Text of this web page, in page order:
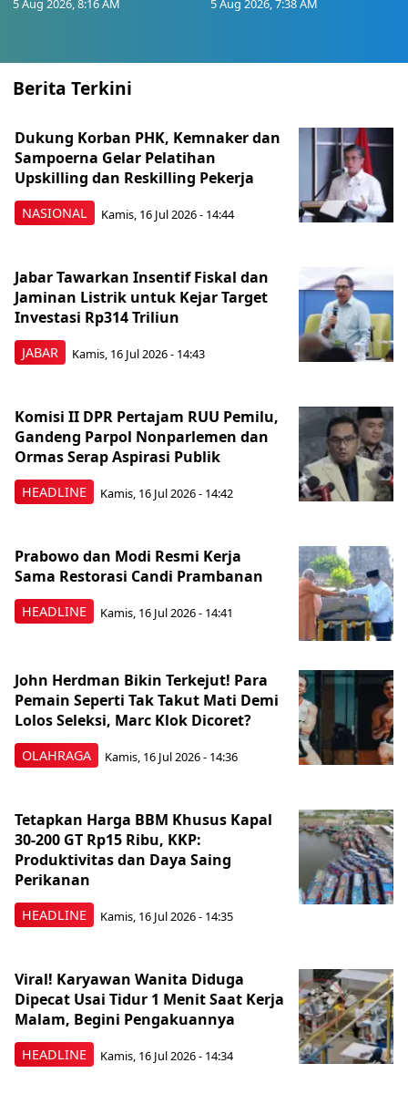
5 Aug 2026, 8:16 AM 5 Aug 2026, 7:38 AM
Berita Terkini
NASIONAL
Dukung Korban PHK, Kemnaker dan
Sampoerna Gelar Pelatihan
Upskilling dan Reskilling Pekerja
Kamis, 16 Jul 2026 - 14:44
JABAR
Jabar Tawarkan Insentif Fiskal dan
Jaminan Listrik untuk Kejar Target
Investasi Rp314 Triliun
Kamis, 16 Jul 2026 - 14:43
HEADLINE
Komisi II DPR Pertajam RUU Pemilu,
Gandeng Parpol Nonparlemen dan
Ormas Serap Aspirasi Publik
Kamis, 16 Jul 2026 - 14:42
HEADLINE
Prabowo dan Modi Resmi Kerja
Sama Restorasi Candi Prambanan
Kamis, 16 Jul 2026 - 14:41
OLAHRAGA
John Herdman Bikin Terkejut! Para
Pemain Seperti Tak Takut Mati Demi
Lolos Seleksi, Marc Klok Dicoret?
Kamis, 16 Jul 2026 - 14:36
HEADLINE
Tetapkan Harga BBM Khusus Kapal
30-200 GT Rp15 Ribu, KKP:
Produktivitas dan Daya Saing
Perikanan
Kamis, 16 Jul 2026 - 14:35
HEADLINE
Viral! Karyawan Wanita Diduga
Dipecat Usai Tidur 1 Menit Saat Kerja
Malam, Begini Pengakuannya
Kamis, 16 Jul 2026 - 14:34